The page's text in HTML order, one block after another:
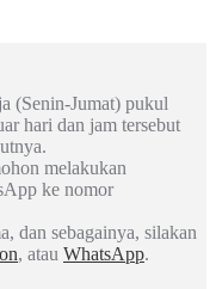
(Senin-Jumat) pukul
hari dan jam tersebut
melakukan
ke nomor
dan sebagainya, silakan
, atau WhatsApp.